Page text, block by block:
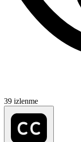
39 izlenme